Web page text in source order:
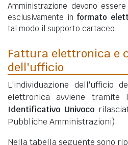
Amministrazione devono
esclusivamente in formato
tal modo il supporto cartaceo.
Fattura elettronica e
dell'ufficio
L'individuazione dell'ufficio
elettronica avviene
Identificativo Univoco
Pubbliche Amministrazioni).
Nella tabella seguente sono